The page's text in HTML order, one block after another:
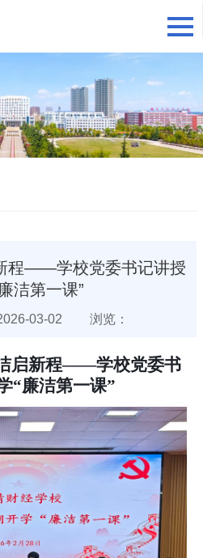
程——学校党委书记讲授
洁第一课”
03-02 浏览：
启新程——学校党委书
“廉洁第一课”